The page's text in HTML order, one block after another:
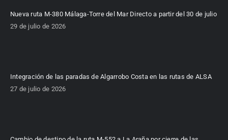
Nueva ruta M-380 Málaga-Torre del Mar Directo a partir del 30 de julio
29 de julio de 2026
Integración de las paradas de Algarrobo Costa en las rutas de ALSA
27 de julio de 2026